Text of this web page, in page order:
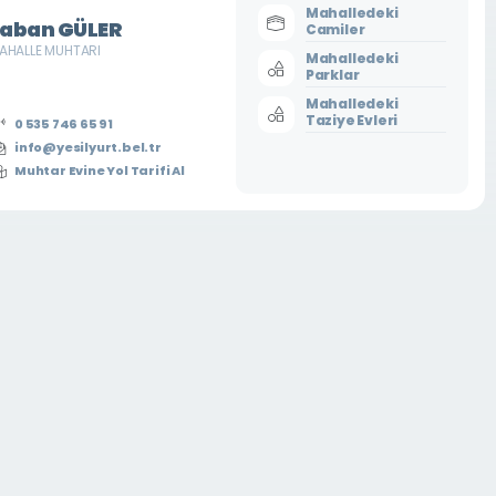
GÜLER
MUHTARI
0 535 746 65 91
info@yesilyurt.bel.tr
Muhtar Evine Yol Tarifi Al
Mahalledeki
Camiler
Mahalledeki
Parklar
Mahalledeki
Taziye Evleri